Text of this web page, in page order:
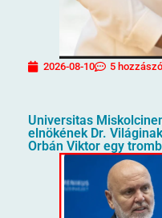
2026-08-10 5
Universitas
elnökének Dr.
Orbán Viktor egy